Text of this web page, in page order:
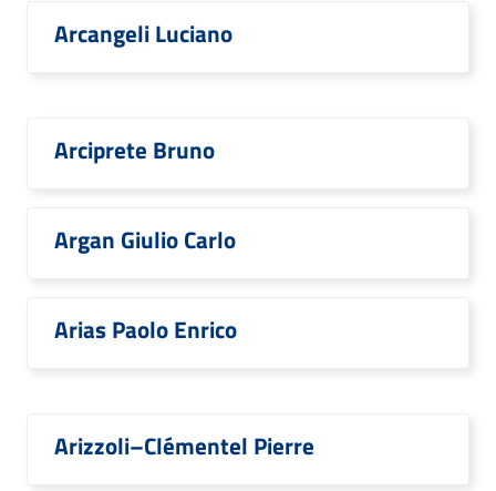
Arcangeli Luciano
Arciprete Bruno
Argan Giulio Carlo
Arias Paolo Enrico
Arizzoli–Clémentel Pierre